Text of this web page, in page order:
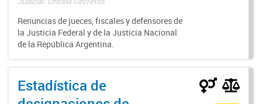
Renuncias de jueces, fiscales y defensores de
la Justicia Federal y de la Justicia Nacional
de la República Argentina.
Estadística de